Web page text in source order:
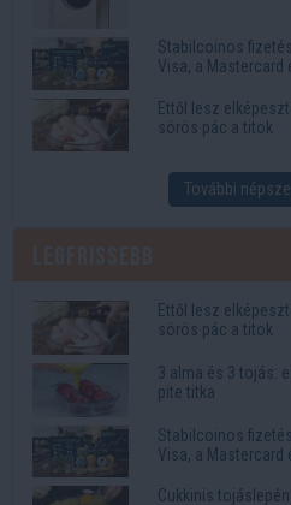
Stabilcoinos
Visa, a Mastercard
Ettől lesz
sörös pác a titok
További
Ettől lesz
sörös pác a titok
3 alma és 3 tojás:
pite titka
Stabilcoinos
Visa, a Mastercard
Cukkinis